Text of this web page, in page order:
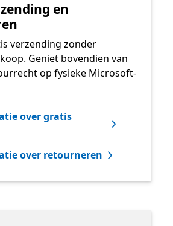
en
verzending zonder
Geniet bovendien van
op fysieke Microsoft-
over gratis
over retourneren